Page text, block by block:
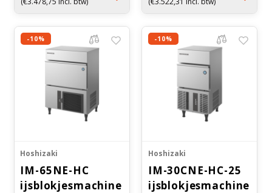
-10%
Hoshizaki
IM-65NE-HC
ijsblokjesmachine
-10%
Hoshizaki
IM-30CNE-HC-25
ijsblokjesmachine